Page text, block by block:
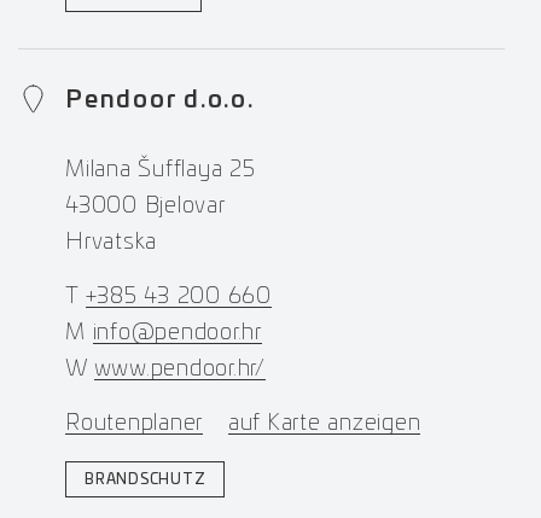
Pendoor d.o.o.
Milana Šufflaya 25
43000 Bjelovar
Hrvatska
+385 43 200 660
M info@pendoor.hr
W www.pendoor.hr/
Routenplaner auf Karte anzeigen
BRANDSCHUTZ